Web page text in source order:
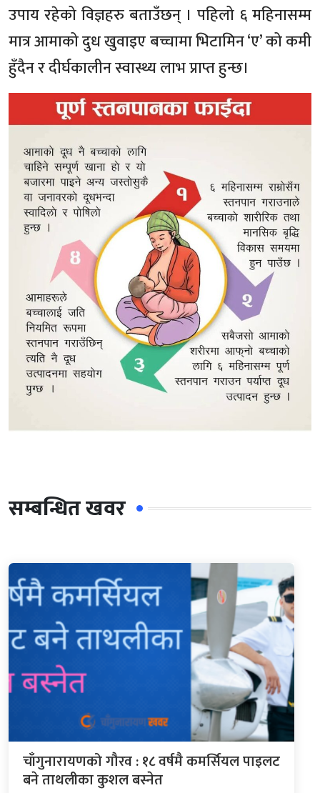
उपाय रहेको विज्ञहरु बताउँछन् । पहिलो ६ महिनासम्म
मात्र आमाको दुध खुवाइए बच्चामा भिटामिन ‘ए’ को कमी
हुँदैन र दीर्घकालीन स्वास्थ्य लाभ प्राप्त हुन्छ।
सम्बन्धित खवर
चाँगुनारायणको गौरव : १८ वर्षमै कमर्सियल पाइलट
बने ताथलीका कुशल बस्नेत